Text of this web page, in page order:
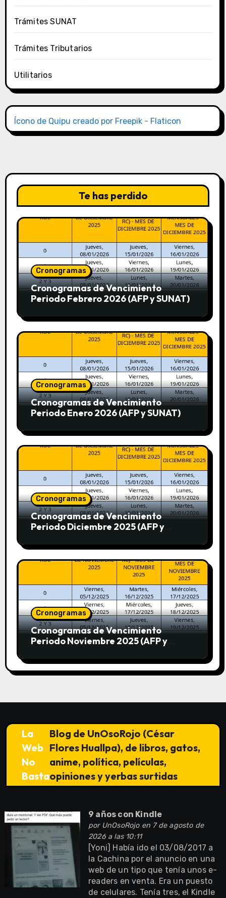
Trámites SUNAT
Trámites Tributarios
Utilitarios
Ícono de Quipu creado por Freepik - Flaticon
Te has perdido
Cronogramas
Cronogramas de Vencimiento
Periodo Febrero 2026 (AFP y SUNAT)
Cronogramas
Cronogramas de Vencimiento
Periodo Enero 2026 (AFP y SUNAT)
Cronogramas
Cronogramas de Vencimiento
Periodo Diciembre 2025 (AFP y
Cronogramas
Cronogramas de Vencimiento
Periodo Noviembre 2025 (AFP y
La
Web
No
Basta
Blog de UnOsoRojo (César
Flores Huallpa), de libros, gatos,
anime, política, películas,
opiniones y yerbas surtidas
9 años con Kindle
por UnOsoRojoen 7 de agosto de
2026 a las 10:11
[Yoni] Había ido el 03/08/2017 a
la Cachina por el anuncio en una
web de un tipo que tenía unos e-
readers en venta. Era un puesto
de celulares. Tenía tres, el Kindle